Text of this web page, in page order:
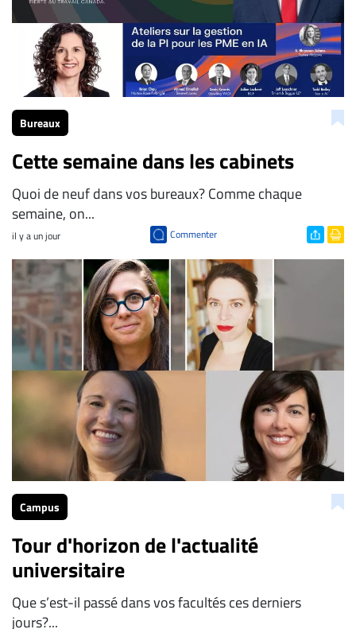
Bureaux
Cette semaine dans les cabinets
Quoi de neuf dans vos bureaux? Comme chaque
semaine, on...
il y a un jour Commenter
Campus
Tour d'horizon de l'actualité
universitaire
Que s’est-il passé dans vos facultés ces derniers
jours?...